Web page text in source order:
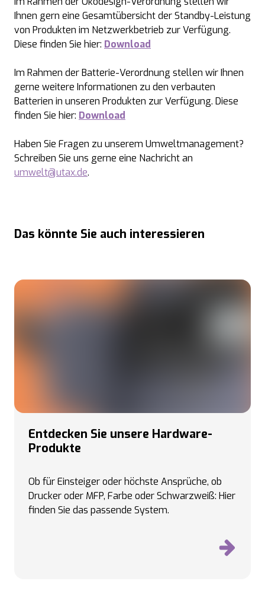
Ihnen gern eine Gesamtübersicht der Standby-Leistung
von Produkten im Netzwerkbetrieb zur Verfügung.
Diese finden Sie hier: Download
Im Rahmen der Batterie-Verordnung stellen wir Ihnen
gerne weitere Informationen zu den verbauten
Batterien in unseren Produkten zur Verfügung. Diese
finden Sie hier: Download
Haben Sie Fragen zu unserem Umweltmanagement?
Schreiben Sie uns gerne eine Nachricht an
umwelt@utax.de.
Das könnte Sie auch interessieren
Entdecken Sie unsere Hardware-
Produkte
Ob für Einsteiger oder höchste Ansprüche, ob
Drucker oder MFP, Farbe oder Schwarzweiß: Hier
finden Sie das passende System.